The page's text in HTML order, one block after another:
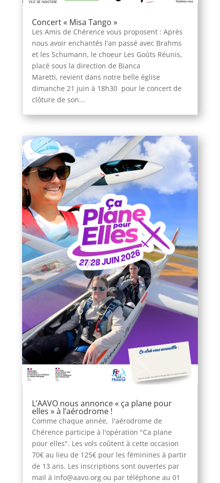
Concert « Misa Tango »
Les Amis de Chérence vous proposent : Après
nous avoir enchantés l'an passé avec Brahms
et les Schumann, le choeur Les Goûts Réunis,
placé sous la direction de Bianca
Maretti, revient dans notre belle église
dimanche 21 juin à 18h30 pour le concert de
clôture de son...
L’AAVO nous annonce « ça plane pour
elles » à l’aérodrome !
Comme chaque année, l'aérodrome de
Chérence participe à l'opération "Ca plane
pour elles". Les vols coûtent à cette occasion
70€ au lieu de 125€ pour les féminines à partir
de 13 ans. Les inscriptions sont ouvertes par
mail à info@aavo.org ou par téléphone au 01